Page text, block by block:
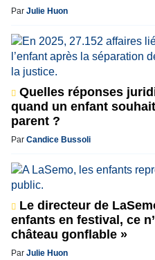
Par Julie Huon
Quelles réponses
quand un enfant
parent ?
Par Candice Bussoli
Le directeur de
enfants en festival, ce
château gonflable »
Par Julie Huon